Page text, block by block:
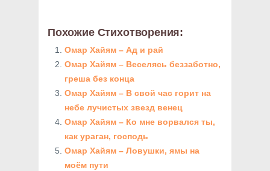
Похожие Стихотворения:
Омар Хайям – Ад и рай
Омар Хайям – Веселясь беззаботно,
греша без конца
Омар Хайям – В свой час горит на
небе лучистых звезд венец
Омар Хайям – Ко мне ворвался ты,
как ураган, господь
Омар Хайям – Ловушки, ямы на
моём пути